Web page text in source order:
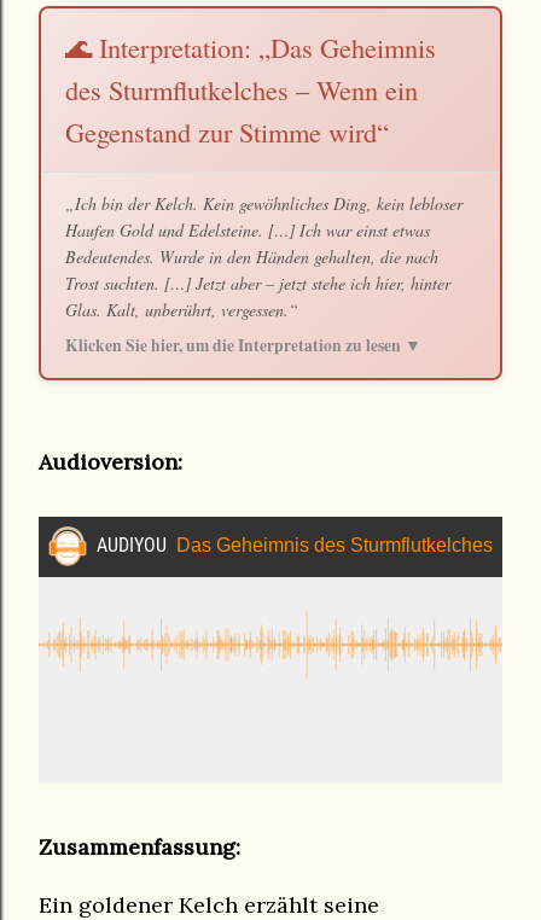
🌊 Interpretation: „Das Geheimnis
des Sturmflutkelches – Wenn ein
Gegenstand zur Stimme wird“
„Ich bin der Kelch. Kein gewöhnliches Ding, kein lebloser
Haufen Gold und Edelsteine. […] Ich war einst etwas
Bedeutendes. Wurde in den Händen gehalten, die nach
Trost suchten. […] Jetzt aber – jetzt stehe ich hier, hinter
Glas. Kalt, unberührt, vergessen.“
Klicken Sie hier, um die Interpretation zu lesen ▼
Audioversion:
Zusammenfassung:
Ein goldener Kelch erzählt seine